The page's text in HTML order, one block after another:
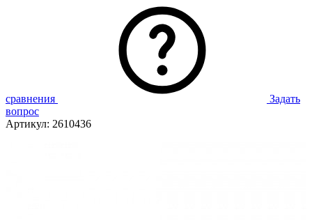
сравнения
Задать
вопрос
Артикул: 2610436